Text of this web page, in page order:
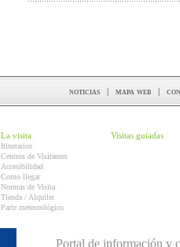
noticias | mapa web |
La visita
Itinerarios
Centros de Visitantes
Accesibilidad
Como llegar
Normas de Visita
Tienda / Alquiler
Parte meteorológico
Visitas guiadas
Portal de información y